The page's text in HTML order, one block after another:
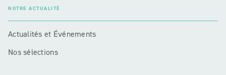
NOTRE ACTUALITÉ
Actualités et Événements
Nos sélections